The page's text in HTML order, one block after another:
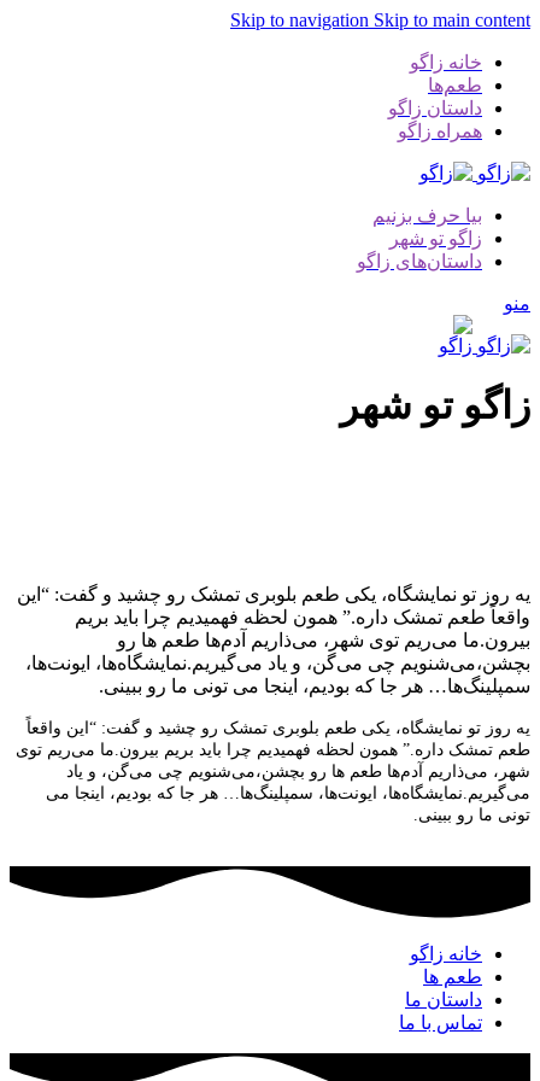
Skip to navigation Skip to main content
خانه زاگو
طعم‌ها
داستان زاگو
همراه زاگو
بیا حرف بزنیم
زاگو تو شهر
داستان‌های زاگو
منو
زاگو تو شهر
یه روز تو نمایشگاه، یکی طعم بلوبری تمشک رو چشید و گفت: “این
واقعاً طعم تمشک داره.” همون لحظه فهمیدیم چرا باید بریم
بیرون.ما می‌ریم توی شهر، می‌ذاریم آدم‌ها طعم ها رو
بچشن،می‌شنویم چی می‌گن، و یاد می‌گیریم.نمایشگاه‌ها، ایونت‌ها،
سمپلینگ‌ها… هر جا که بودیم، اینجا می تونی ما رو ببینی.
یه روز تو نمایشگاه، یکی طعم بلوبری تمشک رو چشید و گفت: “این واقعاً
طعم تمشک داره.” همون لحظه فهمیدیم چرا باید بریم بیرون. ما می‌ریم توی
شهر، می‌ذاریم آدم‌ها طعم ها رو بچشن،می‌شنویم چی می‌گن، و یاد
می‌گیریم. نمایشگاه‌ها، ایونت‌ها، سمپلینگ‌ها… هر جا که بودیم، اینجا می
تونی ما رو ببینی.
خانه زاگو
طعم ها
داستان ما
تماس با ما